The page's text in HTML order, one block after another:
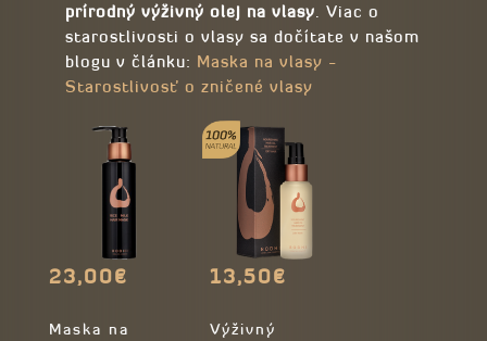
prírodný výživný olej na vlasy. Viac o
starostlivosti o vlasy sa dočítate v našom
blogu v článku: Maska na vlasy -
Starostlivosť o zničené vlasy
23,00€
Maska na
13,50€
Výživný